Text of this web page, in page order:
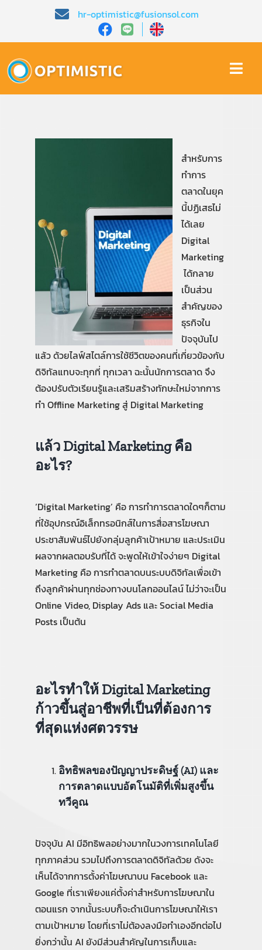
content
hr-optimistic@fusionsol.com
บทความ
การสาธิต
คู่มือการใช้งาน
สมัครใช้งานฟรี
เข้าสู่ระบบ​
สำหรับการ
ทำการ
ตลาดในยุค
นี้ปฏิเสธไม่
ได้เลย
Digital
Marketing
ได้กลาย
เป็นส่วน
สำคัญของ
ธุรกิจใน
ปัจจุบันไป
แล้ว ด้วยไลฟ์สไตล์การใช้ชีวิตของคนที่เกี่ยวข้องกับ
ดิจิทัลแทบจะทุกที่ ทุกเวลา ฉะนั้นนักการตลาด จึง
ต้องปรับตัวเรียนรู้และเสริมสร้างทักษะใหม่จากการ
ทำ Offline Marketing สู่ Digital Marketing
แล้ว Digital Marketingคือ
อะไร?
‘Digital Marketing’ คือ การทำการตลาดใดๆก็ตาม
ที่ใช้อุปกรณ์อิเล็กทรอนิกส์ในการสื่อสารโฆษณา
ประชาสัมพันธ์ไปยังกลุ่มลูกค้าเป้าหมาย และประเมิน
ผลจากผลตอบรับที่ได้ จะพูดให้เข้าใจง่ายๆ Digital
Marketing คือ การทำตลาดบนระบบดิจิทัลเพื่อเข้า
ถึงลูกค้าผ่านทุกช่องทางบนโลกออนไลน์ ไม่ว่าจะเป็น
Online Video, Display Ads และ Social Media
Posts เป็นต้น
อะไรทำให้ Digital Marketing
ก้าวขึ้นสู่อาชีพที่เป็นที่ต้องการ
ที่สุดแห่งศตวรรษ
อิทธิพลของปัญญาประดิษฐ์ (AI) และ
การตลาดแบบอัตโนมัติที่เพิ่มสูงขึ้น
ทวีคูณ
ปัจจุบัน AI มีอิทธิพลอย่างมากในวงการเทคโนโลยี
ทุกภาคส่วน รวมไปถึงการตลาดดิจิทัลด้วย ดังจะ
เห็นได้จากการตั้งค่าโฆษณาบน Facebook และ
Google ที่เราเพียงแค่ตั้งค่าสำหรับการโฆษณาใน
ตอนแรก จากนั้นระบบก็จะดำเนินการโฆษณาให้เรา
ตามเป้าหมาย โดยที่เราไม่ต้องลงมือทำเองอีกต่อไป
ยิ่งกว่านั้น AI ยังมีส่วนสำคัญในการเก็บและ